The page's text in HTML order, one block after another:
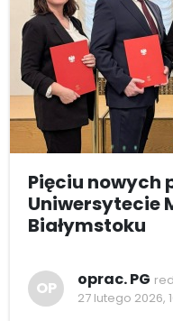
Pięciu nowych
Uniwersytecie
Białymstoku
OP oprac. PG
27 lutego 2026,